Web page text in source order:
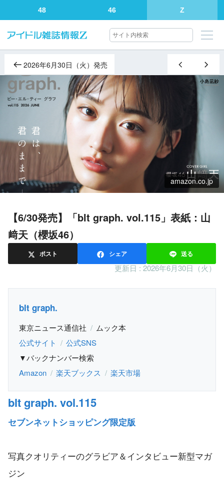
48 46 Z
2026年6月30日（火）発売
amazon.co.jp
【6/30発売】「blt graph. vol.115」表紙：山
﨑天（櫻坂46）
ポスト シェア 送る
更新日 : 2026年6月30日（火）
blt graph.
東京ニュース通信社
ムック本
公式サイト
公式SNS
▼バックナンバー検索
Amazon
楽天ブックス 楽天市場
blt graph. vol.115
セブンネットショッピング限定版
写真クオリティーのグラビア＆インタビュー新型マガ
ジン